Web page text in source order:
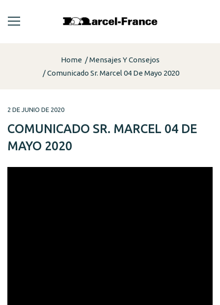
Home
Mensajes Y Consejos
Comunicado Sr. Marcel 04 De Mayo 2020
2 DE JUNIO DE 2020
COMUNICADO SR. MARCEL 04 DE
MAYO 2020